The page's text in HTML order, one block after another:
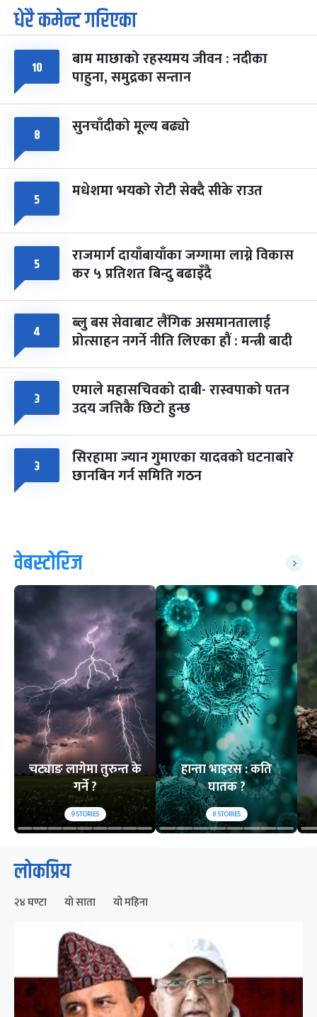
७
आइत
पूर्णिमा व्रत
चैत्र ७, २०८३-Mar 21, 2027
८ फागुपूर्णिमा
चैत्र ८, २०८३-Mar 22, 2027
७ महिना बाँकी
धेरै कमेन्ट गरिएका
१० बाम माछाको रहस्यमय जीवन : नदीका
पाहुना, समुद्रका सन्तान
८ सुनचाँदीको मूल्य बढ्यो
५ मधेशमा भयको रोटी सेक्दै सीके राउत
५ राजमार्ग दायाँबायाँका जग्गामा लाग्ने विकास
कर ५ प्रतिशत बिन्दु बढाइँदै
४ ब्लु बस सेवाबाट लैंगिक असमानतालाई
प्रोत्साहन नगर्ने नीति लिएका हौं : मन्त्री बादी
३ एमाले महासचिवको दाबी- रास्वपाको पतन
उदय जत्तिकै छिटो हुन्छ
३ सिरहामा ज्यान गुमाएका यादवको घटनाबारे
छानबिन गर्न समिति गठन
वेबस्टोरिज
चट्याङ लागेमा तुरुन्त के
गर्ने ?
9STORIES
हान्ता भाइरस : कति
घातक ?
8STORIES
लोकप्रिय
२४ घण्टा यो साता यो महिना